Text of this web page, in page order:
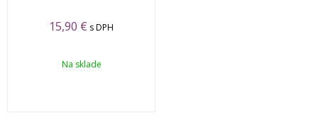
15,90 € s DPH
Na sklade